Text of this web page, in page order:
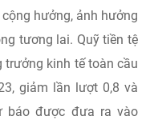
hưởng, ảnh hưởng
tương lai. Quỹ tiền tệ
trưởng kinh tế toàn cầu
giảm lần lượt 0,8 và
báo được đưa ra vào